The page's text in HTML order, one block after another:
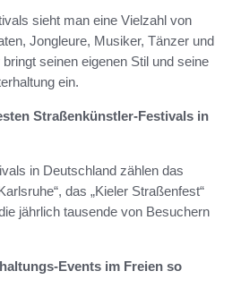
sieht man eine Vielzahl von
Jongleure, Musiker, Tänzer und
seinen eigenen Stil und seine
ein.
Straßenkünstler-Festivals in
in Deutschland zählen das
das „Kieler Straßenfest“
jährlich tausende von Besuchern
Events im Freien so